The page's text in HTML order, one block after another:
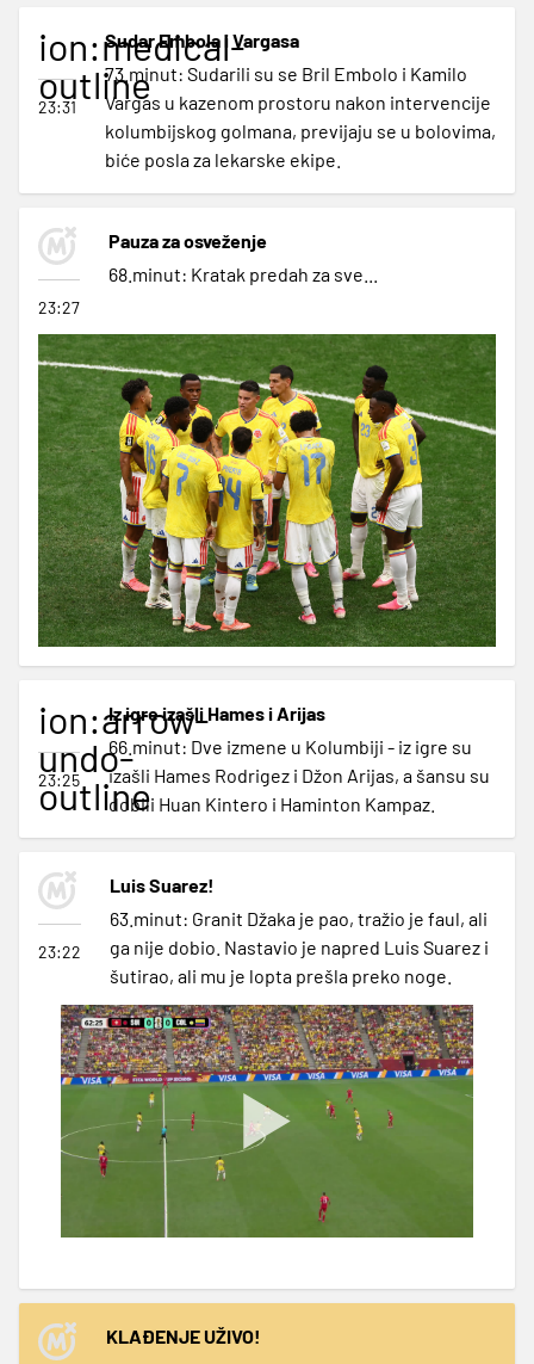
ion:medical-
outline
23:31
Sudar Embola i Vargasa
73.minut: Sudarili su se Bril Embolo i Kamilo
Vargas u kazenom prostoru nakon intervencije
kolumbijskog golmana, previjaju se u bolovima,
biće posla za lekarske ekipe.
23:27
Pauza za osveženje
68.minut: Kratak predah za sve...
ion:arrow-
undo-
outline
23:25
Iz igre izašli Hames i Arijas
66.minut: Dve izmene u Kolumbiji - iz igre su
izašli Hames Rodrigez i Džon Arijas, a šansu su
dobili Huan Kintero i Haminton Kampaz.
23:22
Luis Suarez!
63.minut: Granit Džaka je pao, tražio je faul, ali
ga nije dobio. Nastavio je napred Luis Suarez i
šutirao, ali mu je lopta prešla preko noge.
KLAĐENJE UŽIVO!